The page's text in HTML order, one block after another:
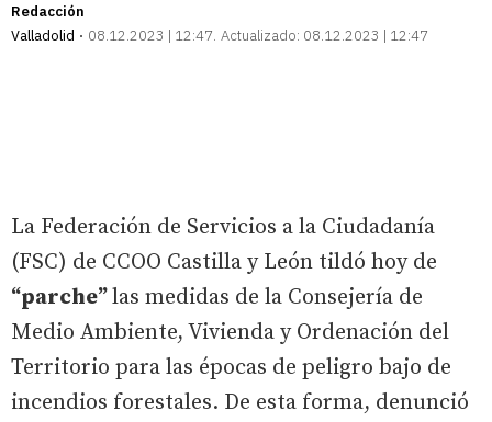
Redacción
Valladolid
08.12.2023 | 12:47 Actualizado: 08.12.2023 | 12:47
La Federación de Servicios a la Ciudadanía
(FSC) de CCOO Castilla y León tildó hoy de
“parche”las medidas de la Consejería de
Medio Ambiente, Vivienda y Ordenación del
Territorio para las épocas de peligro bajo de
incendios forestales. De esta forma, denunció